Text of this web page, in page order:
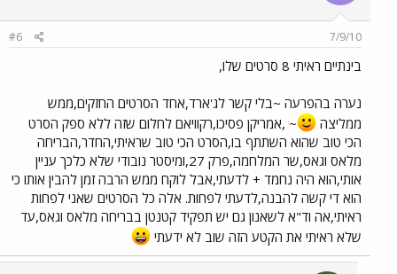
7/9/10
#6
בינתיים ראיתי 8 סרטים שלו,
נערה בהפרעה ~בלי קשר לג'ארד,אחד הסרטים החזקים,ממש
ממליצה
~ ,אמריקן פסיכו,רקוויאם לחלום שזה ללא ספק הסרט
הכי טוב שהוא השתתף בו,הסרט הכי טוב שראיתי,החדר,הבריחה
מלאס וגאס,שר המלחמה,פרק 27,ומיסטר נובודי שלא כלכך עניין
אותי,הוא היה נחמד + לדעתי,אבל לוקח ממש הרבה זמן להבין אותו כי
הוא די קשה להבנה,לדעתי לפחות. אלה כל הסרטים שאני לפחות
ראיתי,אה וד"א לשאנון גם יש תפקיד קטנטן בבריחה מלאס וגאס,עד
שלא ראיתי את הקטע הזה שוב לא ידעתי